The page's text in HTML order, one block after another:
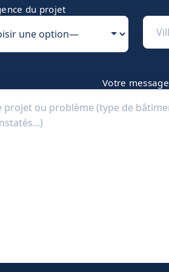
du projet
Votre message